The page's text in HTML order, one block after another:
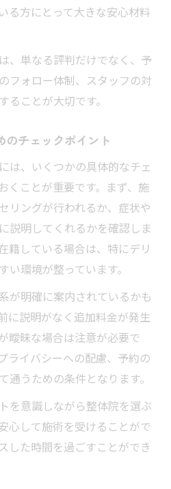
る方にとって大きな安心材料
、単なる評判だけでなく、予
フォロー体制、スタッフの対
ることが大切です。
のチェックポイント
は、いくつかの具体的なチェ
くことが重要です。まず、施
リングが行われるか、症状や
説明してくれるかを確認しま
籍している場合は、特にデリ
環境が整っています。
が明確に案内されているかも
に説明がなく追加料金が発生
曖昧な場合は注意が必要で
ライバシーへの配慮、予約の
うための条件となります。
を意識しながら整体院を選ぶ
心して施術を受けることがで
した時間を過ごすことができ